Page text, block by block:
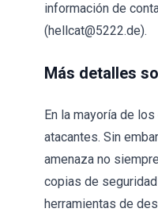
información de
(hellcat@5222.de).
Más detalles
En la mayoría de
atacantes. Sin
amenaza no
copias de
herramientas de